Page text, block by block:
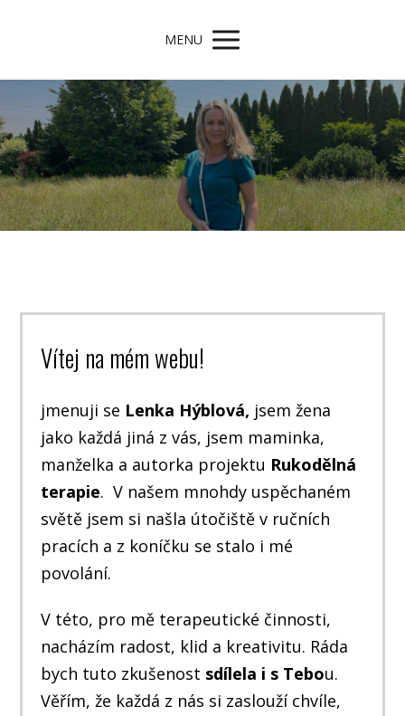
MENU
Vítej na mém webu!
jmenuji se Lenka Hýblová, jsem žena
jako každá jiná z vás, jsem maminka,
manželka a autorka projektu Rukodělná
terapie. V našem mnohdy uspěchaném
světě jsem si našla útočiště v ručních
pracích a z koníčku se stalo i mé
povolání.
V této, pro mě terapeutické činnosti,
nacházím radost, klid a kreativitu. Ráda
bych tuto zkušenost sdílela i s Tebou.
Věřím, že každá z nás si zaslouží chvíle,